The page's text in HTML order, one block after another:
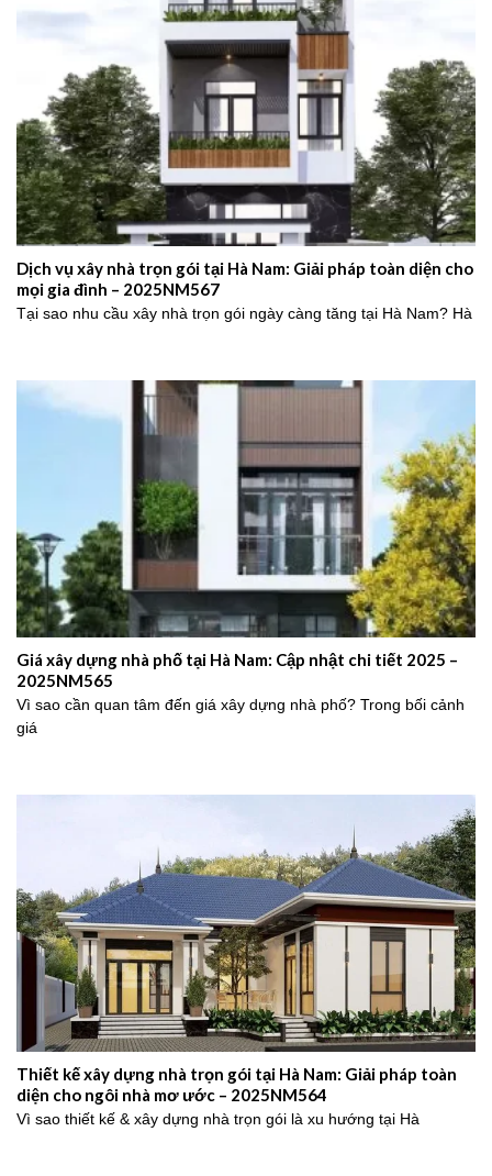
Dịch vụ xây nhà trọn gói tại Hà Nam: Giải pháp toàn diện cho
mọi gia đình – 2025NM567
Tại sao nhu cầu xây nhà trọn gói ngày càng tăng tại Hà Nam? Hà
Giá xây dựng nhà phố tại Hà Nam: Cập nhật chi tiết 2025 –
2025NM565
Vì sao cần quan tâm đến giá xây dựng nhà phố? Trong bối cảnh
giá
Thiết kế xây dựng nhà trọn gói tại Hà Nam: Giải pháp toàn
diện cho ngôi nhà mơ ước – 2025NM564
Vì sao thiết kế & xây dựng nhà trọn gói là xu hướng tại Hà